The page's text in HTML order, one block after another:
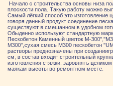
Начало с строительства основы низа
плоскости пола. Такую работу можно
Самый лёгкий способ это изготовление
говоря данный продукт соединение
существуют в смешанном в удобном
Обыденно используют стандартную
Пескобетон Каменный цветок М-
М300",сухая смесь М300 пескобетон
растворы преднозначены при
см, в состав входит строительный
изготовления стяжки: заровнять
маякам высоты во ремонтном месте.